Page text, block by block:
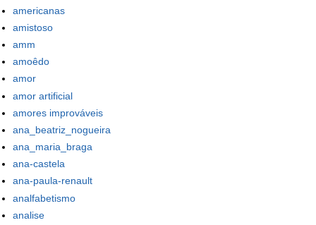
americanas
amistoso
amm
amoêdo
amor
amor artificial
amores improváveis
ana_beatriz_nogueira
ana_maria_braga
ana-castela
ana-paula-renault
analfabetismo
analise